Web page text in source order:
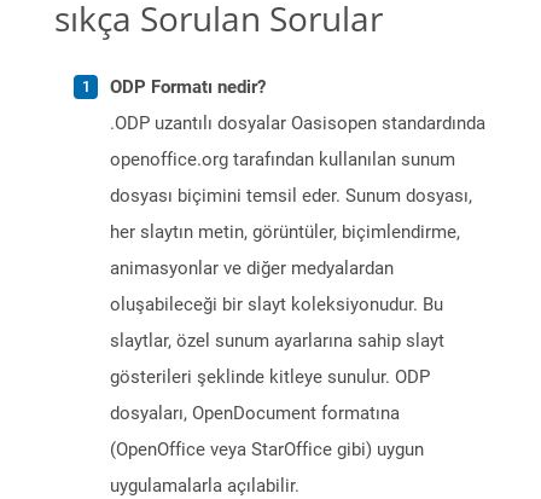
sıkça Sorulan Sorular
ODP Formatı nedir?
.ODP uzantılı dosyalar Oasisopen standardında
openoffice.org tarafından kullanılan sunum
dosyası biçimini temsil eder. Sunum dosyası,
her slaytın metin, görüntüler, biçimlendirme,
animasyonlar ve diğer medyalardan
oluşabileceği bir slayt koleksiyonudur. Bu
slaytlar, özel sunum ayarlarına sahip slayt
gösterileri şeklinde kitleye sunulur. ODP
dosyaları, OpenDocument formatına
(OpenOffice veya StarOffice gibi) uygun
uygulamalarla açılabilir.